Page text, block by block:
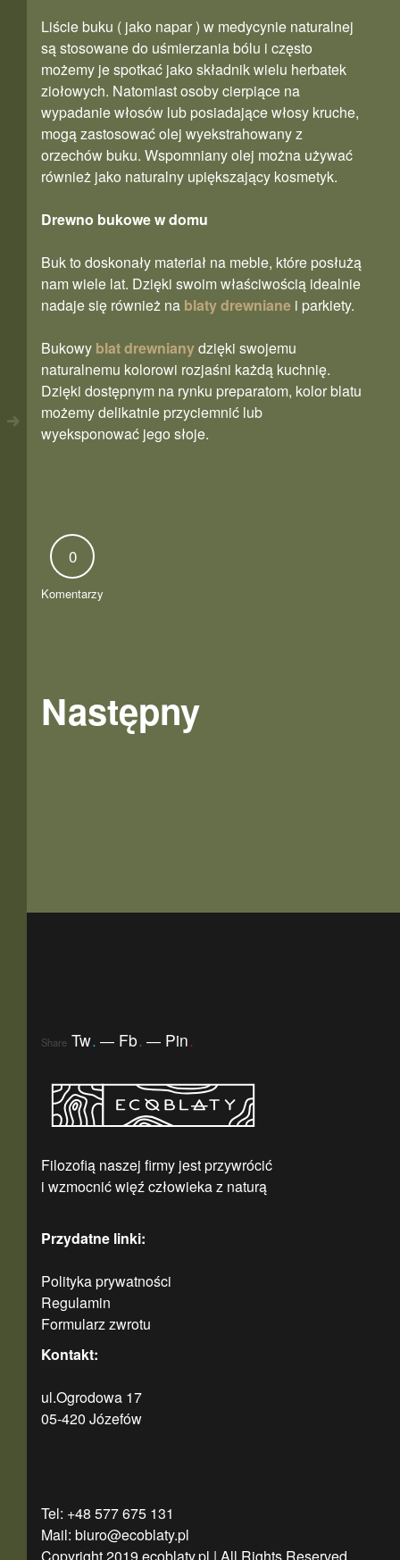
Liście buku ( jako napar ) w medycynie naturalnej
są stosowane do uśmierzania bólu i często
możemy je spotkać jako składnik wielu herbatek
ziołowych. Natomiast osoby cierpiące na
wypadanie włosów lub posiadające włosy kruche,
mogą zastosować olej wyekstrahowany z
orzechów buku. Wspomniany olej można używać
również jako naturalny upiększający kosmetyk.
Drewno bukowe w domu
Buk to doskonały materiał na meble, które posłużą
nam wiele lat. Dzięki swoim właściwością idealnie
nadaje się również na blaty drewniane i parkiety.
Bukowy blat drewnianydzięki swojemu
naturalnemu kolorowi rozjaśni każdą kuchnię.
Dzięki dostępnym na rynku preparatom, kolor blatu
możemy delikatnie przyciemnić lub
wyeksponować jego słoje.
0
Komentarzy
Następny
Share Tw. Fb. Pin.
Filozofią naszej firmy jest przywrócić
i wzmocnić więź człowieka z naturą
Przydatne linki:
Polityka prywatności
Regulamin
Formularz zwrotu
Kontakt:
ul.Ogrodowa 17
05-420 Józefów
Tel: +48 577 675 131
Mail: biuro@ecoblaty.pl